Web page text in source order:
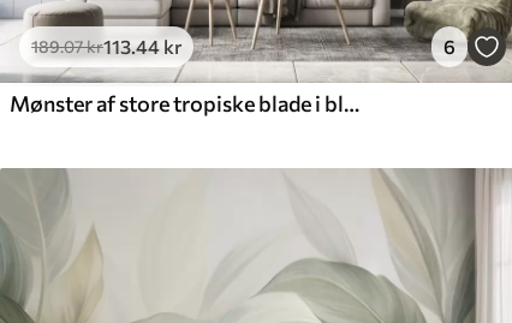
189.07kr113.44 kr 6
Mønster af store tropiske blade i bløde grønne og beige nuancer, med glatte gradienter og fine teksturdetaljer